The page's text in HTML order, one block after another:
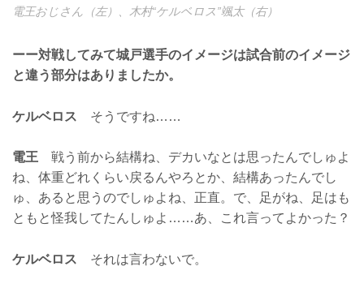
電王おじさん（左）、木村“ケルベロス”颯太（右）
ーー対戦してみて城戸選手のイメージは試合前のイメージ
と違う部分はありましたか。
ケルベロス そうですね……
電王 戦う前から結構ね、デカいなとは思ったんでしゅよ
ね、体重どれくらい戻るんやろとか、結構あったんでし
ゅ、あると思うのでしゅよね、正直。で、足がね、足はも
ともと怪我してたんしゅよ……あ、これ言ってよかった？
ケルベロス それは言わないで。